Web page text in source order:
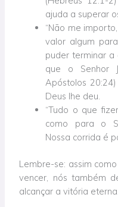
ajuda a superar
“Não me
valor algum
puder terminar a
que o Senhor
Apóstolos
Deus lhe deu.
“Tudo o que
como para o
Nossa corrida é
Lembre-se: assim
vencer, nós também
alcançar a vitória eterna.